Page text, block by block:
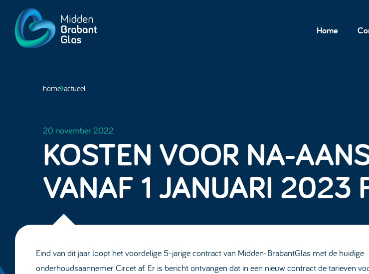
Midden-
BrabantGlas
Home
home actueel
20 november 2022
KOSTEN VOOR NA-
VANAF 1 JANUARI 2023
Eind van dit jaar loopt het voordelige 5-jarige contract van Midden-BrabantGlas met de huidige
onderhoudsaannemer Circet af. Er is bericht ontvangen dat in een nieuw contract de tarieven